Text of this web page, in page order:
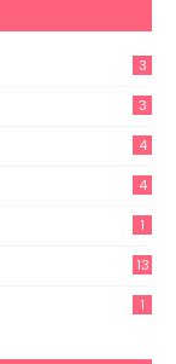
3
3
4
4
1
13
1